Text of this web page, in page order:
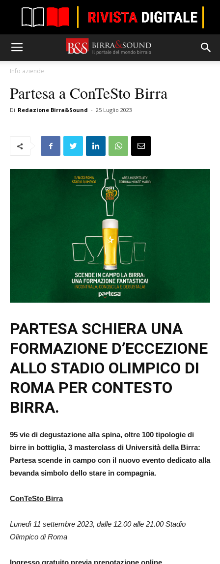
Info aziende
Partesa a ConTeSto Birra
Di Redazione Birra&Sound - 25 Luglio 2023
PARTESA SCHIERA UNA
FORMAZIONE D’ECCEZIONE
ALLO STADIO OLIMPICO DI
ROMA PER CONTESTO
BIRRA.
95 vie di degustazione alla spina, oltre 100 tipologie di
birre in bottiglia, 3 masterclass di Università della Birra:
Partesa scende in campo con il nuovo evento dedicato alla
bevanda simbolo dello stare in compagnia.
ConTeSto Birra
Lunedì 11 settembre 2023, dalle 12.00 alle 21.00 Stadio
Olimpico di Roma
Ingresso gratuito previa prenotazione online